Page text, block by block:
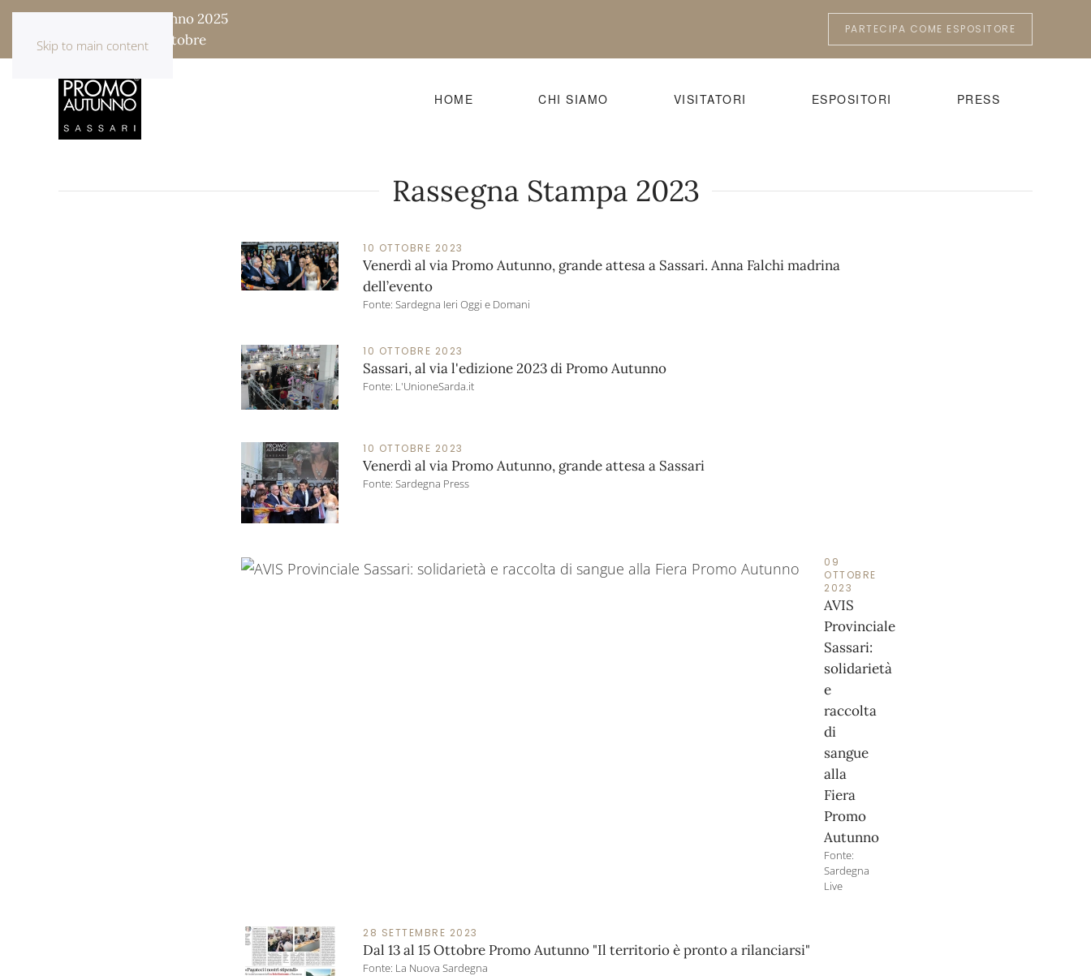
Skip to main content
Fiera Promo Autunno 2025
17 - 18 - 19 - 20 Ottobre
PARTECIPA COME ESPOSITORE
HOME CHI SIAMO VISITATORI ESPOSITORI PRESS
Rassegna Stampa 2023
10 OTTOBRE 2023
Venerdì al via Promo Autunno, grande attesa a Sassari. Anna Falchi madrina
dell’evento
Fonte: Sardegna Ieri Oggi e Domani
10 OTTOBRE 2023
Sassari, al via l'edizione 2023 di Promo Autunno
Fonte: L'UnioneSarda.it
10 OTTOBRE 2023
Venerdì al via Promo Autunno, grande attesa a Sassari
Fonte: Sardegna Press
09
OTTOBRE
2023
AVIS
Provinciale
Sassari:
solidarietà
e
raccolta
di
sangue
alla
Fiera
Promo
Autunno
Fonte:
Sardegna
Live
28 SETTEMBRE 2023
Dal 13 al 15 Ottobre Promo Autunno "Il territorio è pronto a rilanciarsi"
Fonte: La Nuova Sardegna